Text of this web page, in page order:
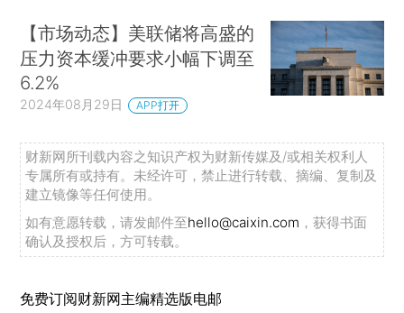
【市场动态】美联储将高盛的
压力资本缓冲要求小幅下调至
6.2%
2024年08月29日 APP打开
财新网所刊载内容之知识产权为财新传媒及/或相关权利人
专属所有或持有。未经许可，禁止进行转载、摘编、复制及
建立镜像等任何使用。
如有意愿转载，请发邮件至hello@caixin.com ，获得书面
确认及授权后，方可转载。
免费订阅财新网主编精选版电邮